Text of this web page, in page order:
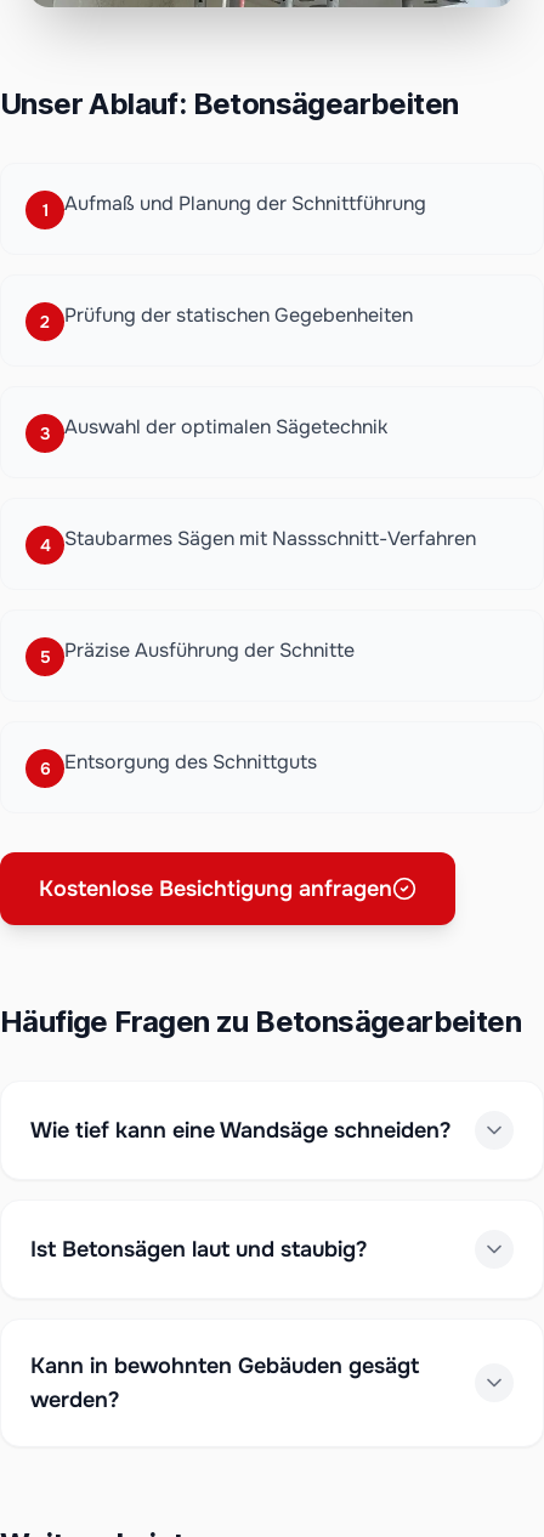
Unser Ablauf: Betonsägearbeiten
1 Aufmaß und Planung der Schnittführung
2 Prüfung der statischen Gegebenheiten
3 Auswahl der optimalen Sägetechnik
4 Staubarmes Sägen mit Nassschnitt-Verfahren
5 Präzise Ausführung der Schnitte
6 Entsorgung des Schnittguts
Kostenlose Besichtigung anfragen
Häufige Fragen zu Betonsägearbeiten
Wie tief kann eine Wandsäge schneiden?
Ist Betonsägen laut und staubig?
Kann in bewohnten Gebäuden gesägt
werden?